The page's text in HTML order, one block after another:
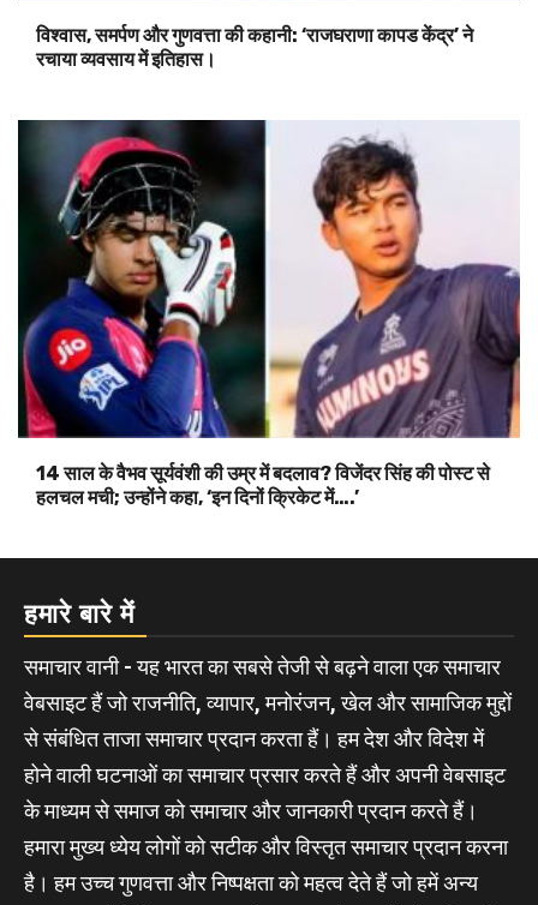
विश्वास, समर्पण और गुणवत्ता की कहानी: ‘राजघराणा कापड केंद्र’ ने
रचाया व्यवसाय में इतिहास।
14 साल के वैभव सूर्यवंशी की उम्र में बदलाव? विजेंदर सिंह की पोस्ट से
हलचल मची; उन्होंने कहा, ‘इन दिनों क्रिकेट में….’
हमारे बारे में
समाचार वानी - यह भारत का सबसे तेजी से बढ़ने वाला एक समाचार
वेबसाइट हैं जो राजनीति, व्यापार, मनोरंजन, खेल और सामाजिक मुद्दों
से संबंधित ताजा समाचार प्रदान करता हैं। हम देश और विदेश में
होने वाली घटनाओं का समाचार प्रसार करते हैं और अपनी वेबसाइट
के माध्यम से समाज को समाचार और जानकारी प्रदान करते हैं।
हमारा मुख्य ध्येय लोगों को सटीक और विस्तृत समाचार प्रदान करना
है। हम उच्च गुणवत्ता और निष्पक्षता को महत्व देते हैं जो हमें अन्य